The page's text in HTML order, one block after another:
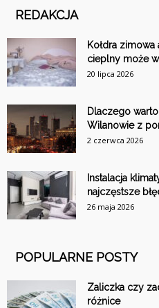
REDAKCJA
Kołdra
cieplny może
20 lipca 2026
Dlaczego
Wilanowie z
2 czerwca 2026
Instalacja
najczęstsze
26 maja 2026
POPULARNE POSTY
Zaliczka czy
różnice